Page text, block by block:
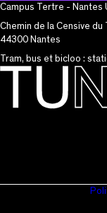
Campus Tertre - Nantes
Chemin de la Censive du
44300 Nantes
Tram, bus et bicloo :